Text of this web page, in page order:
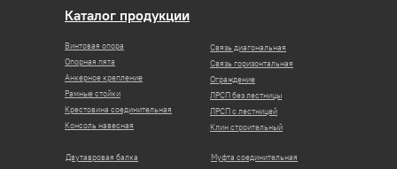
Винтовая опора
Опорная пята
Анкерное крепление
Рамные стойки
Крестовина соединительная
Консоль навесная
Муфта соединительная
Двутавровая балка
Связь диагональная
Связь горизонтальная
Ограждение
ЛРСП без лестницы
ЛРСП с лестницей
Клин строительный
Каталог продукции